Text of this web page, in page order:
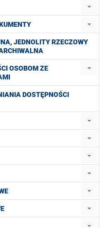
JEDNOLITY RZECZOWY
OSOBOM ZE
DOSTĘPNOŚCI